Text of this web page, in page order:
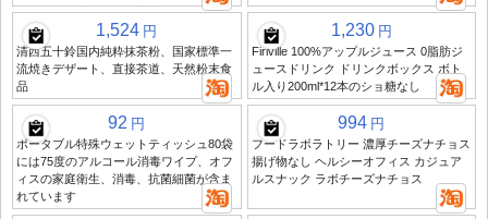
1,524 円
清西五十鈴国内純粋抹茶粉、国家標準一
流焼きデザート、直接茶道、天然粉末食
品
1,230 円
Firiville 100%アップルジュース 0脂肪ジ
ュースドリンク ドリンクボックス ボト
ル入り200ml*12本のショ糖なし
92 円
ポータブル特殊ウェットティッシュ80袋
には75度のアルコール消毒ワイプ、オフ
ィスの家庭衛生、消毒、抗菌細菌が含ま
れています
994 円
フードラボラトリー 濃厚チーズナチョス
揚げ物なし ヘルシーオフィス カジュア
ルスナック ラボチーズナチョス